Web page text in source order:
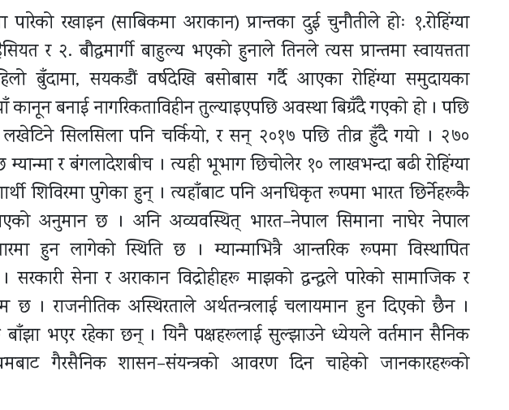
पारेको रखाइन (साबिकमा अराकान) प्रान्तका दुई चुनौतीले होः १.रोहिंग्या
र २. बौद्धमार्गी बाहुल्य भएको हुनाले तिनले त्यस प्रान्तमा स्वायत्तता
बुँदामा, सयकडौं वर्षदेखि बसोबास गर्दै आएका रोहिंग्या समुदायका
बनाई नागरिकताविहीन तुल्याइएपछि अवस्था बिग्रँदै गएको हो । पछि
लखेटिने सिलसिला पनि चर्कियो, र सन् २०१७ पछि तीव्र हुँदै गयो । २७०
म्यान्मा र बंगलादेशबीच । त्यही भूभाग छिचोलेर १० लाखभन्दा बढी रोहिंग्या
शिविरमा पुगेका हुन् । त्यहाँबाट पनि अनधिकृत रूपमा भारत छिर्नेहरूकै
अनुमान छ । अनि अव्यवस्थित् भारत–नेपाल सिमाना नाघेर नेपाल
हुन लागेको स्थिति छ । म्यान्माभित्रै आन्तरिक रूपमा विस्थापित
सेना र अराकान विद्रोहीहरू माझको द्वन्द्वले पारेको सामाजिक र
। राजनीतिक अस्थिरताले अर्थतन्त्रलाई चलायमान हुन दिएको छैन ।
बाँझा भएर रहेका छन् । यिनै पक्षहरूलाई सुल्झाउने ध्येयले वर्तमान सैनिक
गैरसैनिक शासन–संयन्त्रको आवरण दिन चाहेको जानकारहरूको